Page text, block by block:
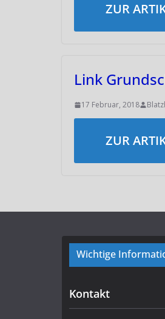
ZUR
Link
17 Februar, 2018
ZUR
Wichtige
Kontakt